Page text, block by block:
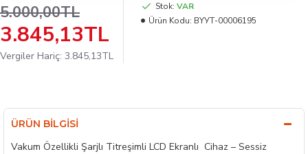
3.845,13TL
5.000,00TL
Vergiler Hariç: 3.845,13TL
Stok: VAR
Ürün Kodu: BYУТ-00006195
ÜRÜN BILGISI
Vakum Özellikli Şarjlı Titreşimli LCD Ekranlı Cihaz – Sessiz